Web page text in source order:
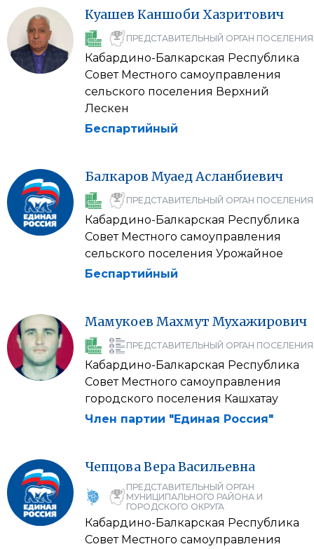
Куашев КаншобиХазритович
ПРЕДСТАВИТЕЛЬНЫЙ ОРГАН ПОСЕЛЕНИЯ
Кабардино-Балкарская Республика
Совет Местного самоуправления
сельского поселения Верхний
Лескен
Беспартийный
Балкаров МуаедАсланбиевич
ПРЕДСТАВИТЕЛЬНЫЙ ОРГАН ПОСЕЛЕНИЯ
Кабардино-Балкарская Республика
Совет Местного самоуправления
сельского поселения Урожайное
Беспартийный
Мамукоев Махмут Мухажирович
ПРЕДСТАВИТЕЛЬНЫЙ ОРГАН ПОСЕЛЕНИЯ
Кабардино-Балкарская Республика
Совет Местного самоуправления
городского поселения Кашхатау
Член партии "Единая Россия"
ЧепцоваВераВасильевна
ПРЕДСТАВИТЕЛЬНЫЙ ОРГАН
МУНИЦИПАЛЬНОГО РАЙОНА И
ГОРОДСКОГО ОКРУГА
Кабардино-Балкарская Республика
Совет Местного самоуправления